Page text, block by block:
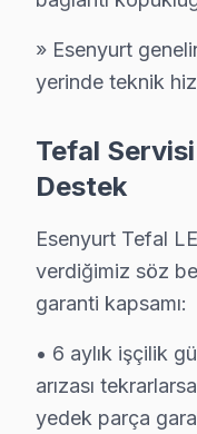
Esenyurt Tefal
➌ Esenyurt
➍ Orijinal parça,
Fabrika Servis —
Esenyurt
Tefal
» Esenyurt
yerinde teknik
Tefal
Destek
Esenyurt Tefal
verdiğimiz söz
garanti kapsamı:
• 6 aylık işçilik
arızası
yedek parça